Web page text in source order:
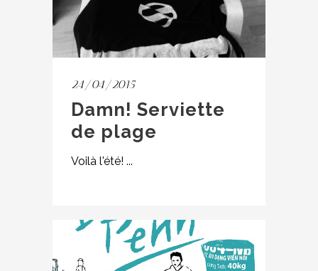
24/04/2015
Damn! Serviette
de plage
Voilà l'été! ...